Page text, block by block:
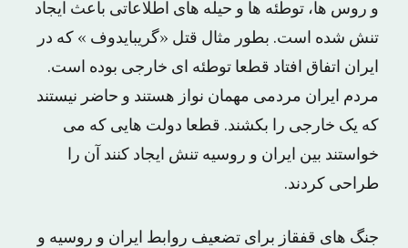
و روس ها، توطئه ها و حیله های اطلاعاتی باعث ایجاد
تنش شده است. بطور مثال قتل «گریبایدوف » که در
ایران اتفاق افتاد قطعا توطئه ای خارجی بوده است.
مردم ایران مردمی مهمان نواز هستند و حاضر نیستند
که یک خارجی را بکشند. قطعا دولت هایی که می
خواستند بین ایران و روسیه تنش ایجاد کنند آن را
طراحی کردند.
جنگ های قفقاز برای تضعیف روابط ایران و روسیه و